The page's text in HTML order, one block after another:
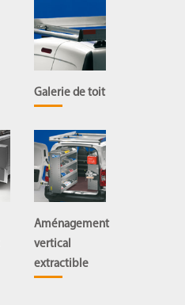
Galerie de toit
Aménagement
vertical
extractible